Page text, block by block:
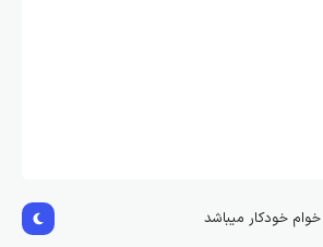
خودکار میباشد